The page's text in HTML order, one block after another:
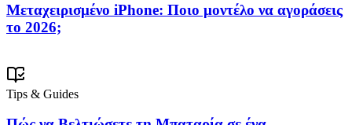
Μεταχειρισμένο iPhone: Ποιο μοντέλο να αγοράσεις
το 2026;
Tips & Guides